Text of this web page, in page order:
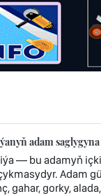
adam
— bu adamyň
Adam
gahar, gorky,